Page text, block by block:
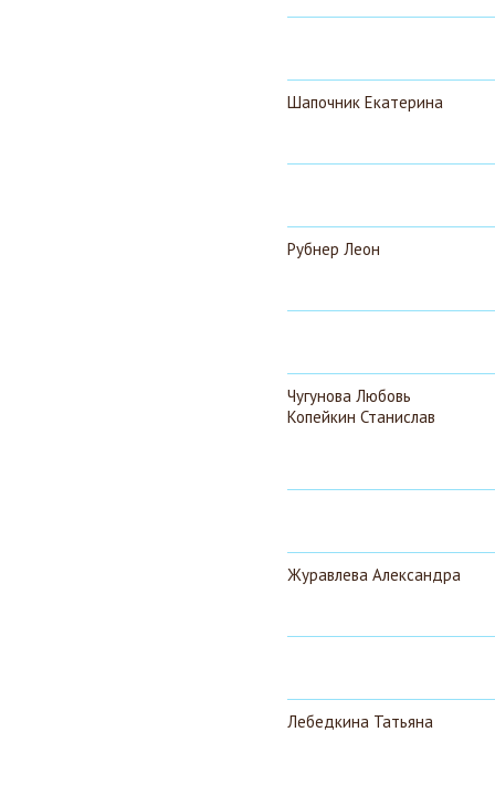
Шапочник Екатерина
Рубнер Леон
Чугунова Любовь
Копейкин Станислав
Журавлева Александра
Лебедкина Татьяна